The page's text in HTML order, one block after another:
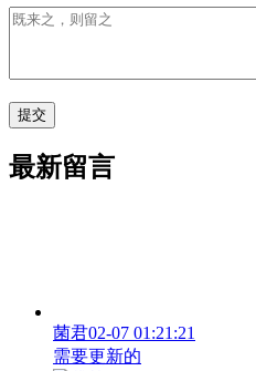
最新留言
菌君02-07 01:21:21
需要更新的